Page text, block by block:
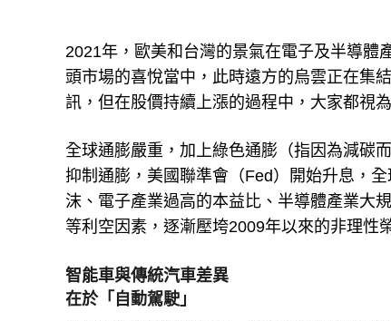
2021年，歐美和台灣的景氣在電子及半導體
頭市場的喜悅當中，此時遠方的烏雲正在集
訊，但在股價持續上漲的過程中，大家都視
全球通膨嚴重，加上綠色通膨（指因為減碳
抑制通膨，美國聯準會（Fed）開始升息，
沫、電子產業過高的本益比、半導體產業大
等利空因素，逐漸壓垮2009年以來的非理性
智能車與傳統汽車差異
在於「自動駕駛」